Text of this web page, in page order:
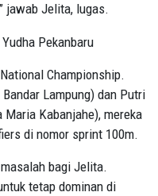
jawab Jelita, lugas.
Championship.
Lampung) dan Putri
Maria Kabanjahe), mereka
di nomor sprint 100m.
bagi Jelita.
tetap dominan di